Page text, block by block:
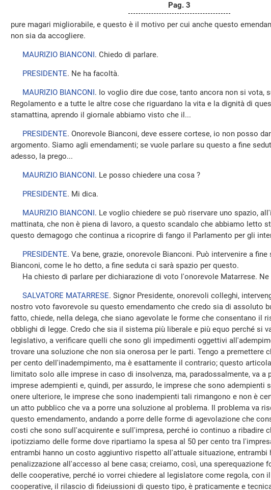
Pag. 3
pure magari migliorabile, e questo è il motivo per cui anche questo
non sia da accogliere.
MAURIZIO BIANCONI. Chiedo di parlare.
PRESIDENTE. Ne ha facoltà.
MAURIZIO BIANCONI. Io voglio dire due cose, tanto ancora non si vota,
Regolamento e a tutte le altre cose che riguardano la vita e la dignità di
stamattina, aprendo il giornale abbiamo visto che il...
PRESIDENTE. Onorevole Bianconi, deve essere cortese, io non posso
argomento. Siamo agli emendamenti; se vuole parlare su questo a fine
adesso, la prego...
MAURIZIO BIANCONI. Le posso chiedere una cosa ?
PRESIDENTE. Mi dica.
MAURIZIO BIANCONI. Le voglio chiedere se può riservare uno spazio,
mattinata, che non è piena di lavoro, a questo scandalo che abbiamo letto
questo demagogo che continua a ricoprire di fango il Parlamento per gli
PRESIDENTE. Va bene, grazie, onorevole Bianconi. Può intervenire a
Bianconi, come le ho detto, a fine seduta ci sarà spazio per questo.
Ha chiesto di parlare per dichiarazione di voto l'onorevole Matarrese. Ne
SALVATORE MATARRESE. Signor Presidente, onorevoli colleghi,
nostro voto favorevole su questo emendamento che credo sia di assoluto
fatto, chiede, nella delega, che siano agevolate le forme che consentano il
obblighi di legge. Credo che sia il sistema più liberale e più equo perché si
legislativo, a verificare quelli che sono gli impedimenti oggettivi
trovare una soluzione che non sia onerosa per le parti. Tengo a premettere
per cento dell'inadempimento, ma è esattamente il contrario; questo
limitato solo alle imprese in caso di insolvenza, ma, paradossalmente, va a
imprese adempienti e, quindi, per assurdo, le imprese che sono adempienti
onere ulteriore, le imprese che sono inadempienti tali rimangono e non è
un atto pubblico che va a porre una soluzione al problema. Il problema va
questo emendamento, andando a porre delle forme di agevolazione che
costi che sono sull'acquirente e sull'impresa, perché io continuo a ribadire
ipotizziamo delle forme dove ripartiamo la spesa al 50 per cento tra
entrambi hanno un costo aggiuntivo rispetto all'attuale situazione, entrambi
penalizzazione all'accesso al bene casa; creiamo, così, una sperequazione
delle cooperative, perché io vorrei chiedere al legislatore come regola, con
cooperative, il rilascio di fideiussioni di questo tipo, è praticamente e